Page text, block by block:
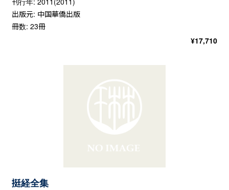
出版元: 中国華僑出版
冊数: 23冊
¥17,710
挺経全集